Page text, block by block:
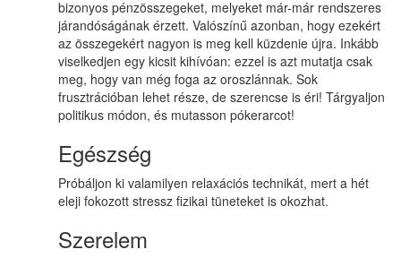
bizonyos pénzösszegeket, melyeket már-már rendszeres
járandóságának érzett. Valószínű azonban, hogy ezekért
az összegekért nagyon is meg kell küzdenie újra. Inkább
viselkedjen egy kicsit kihívóan: ezzel is azt mutatja csak
meg, hogy van még foga az oroszlánnak. Sok
frusztrációban lehet része, de szerencse is éri! Tárgyaljon
politikus módon, és mutasson pókerarcot!
Egészség
Próbáljon ki valamilyen relaxációs technikát, mert a hét
eleji fokozott stressz fizikai tüneteket is okozhat.
Szerelem